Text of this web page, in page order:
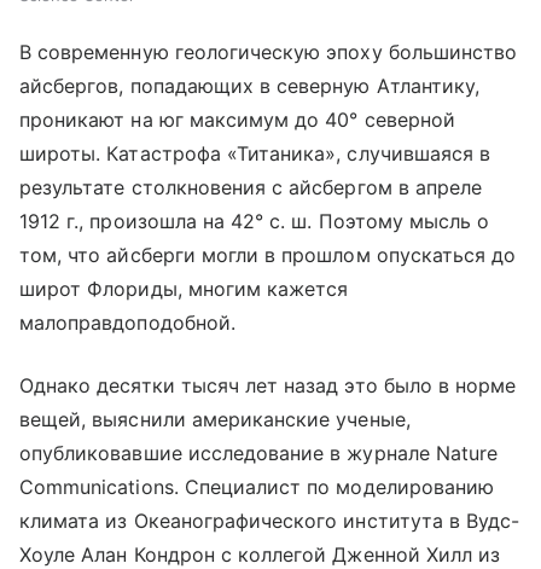
В современную геологическую эпоху большинство
айсбергов, попадающих в северную Атлантику,
проникают на юг максимум до 40° северной
широты. Катастрофа «Титаника», случившаяся в
результате столкновения с айсбергом в апреле
1912 г., произошла на 42° с. ш. Поэтому мысль о
том, что айсберги могли в прошлом опускаться до
широт Флориды, многим кажется
малоправдоподобной.
Однако десятки тысяч лет назад это было в норме
вещей, выяснили американские ученые,
опубликовавшие исследование в журнале Nature
Communications. Специалист по моделированию
климата из Океанографического института в Вудс-
Хоуле Алан Кондрон с коллегой Дженной Хилл из